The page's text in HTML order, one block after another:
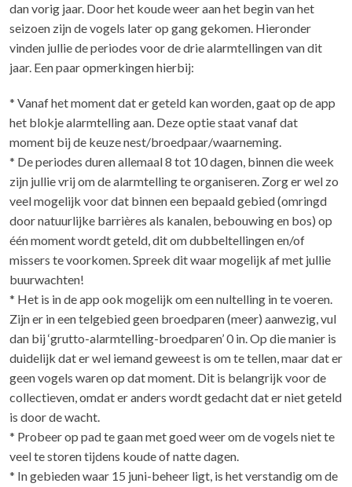
dan vorig jaar. Door het koude weer aan het begin van het
seizoen zijn de vogels later op gang gekomen. Hieronder
vinden jullie de periodes voor de drie alarmtellingen van dit
jaar. Een paar opmerkingen hierbij:
* Vanaf het moment dat er geteld kan worden, gaat op de app
het blokje alarmtelling aan. Deze optie staat vanaf dat
moment bij de keuze nest/broedpaar/waarneming.
* De periodes duren allemaal 8 tot 10 dagen, binnen die week
zijn jullie vrij om de alarmtelling te organiseren. Zorg er wel zo
veel mogelijk voor dat binnen een bepaald gebied (omringd
door natuurlijke barrières als kanalen, bebouwing en bos) op
één moment wordt geteld, dit om dubbeltellingen en/of
missers te voorkomen. Spreek dit waar mogelijk af met jullie
buurwachten!
* Het is in de app ook mogelijk om een nultelling in te voeren.
Zijn er in een telgebied geen broedparen (meer) aanwezig, vul
dan bij ‘grutto-alarmtelling-broedparen’ 0 in. Op die manier is
duidelijk dat er wel iemand geweest is om te tellen, maar dat er
geen vogels waren op dat moment. Dit is belangrijk voor de
collectieven, omdat er anders wordt gedacht dat er niet geteld
is door de wacht.
* Probeer op pad te gaan met goed weer om de vogels niet te
veel te storen tijdens koude of natte dagen.
* In gebieden waar 15 juni-beheer ligt, is het verstandig om de